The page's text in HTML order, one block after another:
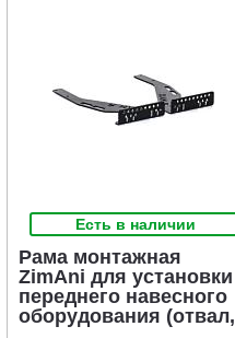
Есть в наличии
Рама монтажная
ZimAni для установки
переднего навесного
оборудования (отвал,